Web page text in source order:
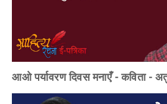
आओ पर्यावरण दिवस मनाएँ - कविता -